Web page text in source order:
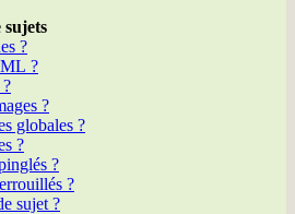
sujets
?
?
?
globales ?
?
?
?
sujet ?